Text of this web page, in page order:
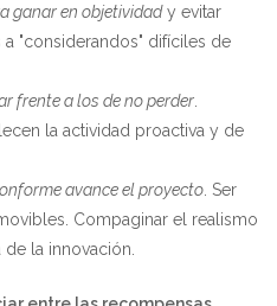
ganar en objetividady evitar
a "considerandos" difíciles de
frente a los de no perder
la actividad proactiva y de
avance el proyecto . Ser
Compaginar el realismo
la innovación.